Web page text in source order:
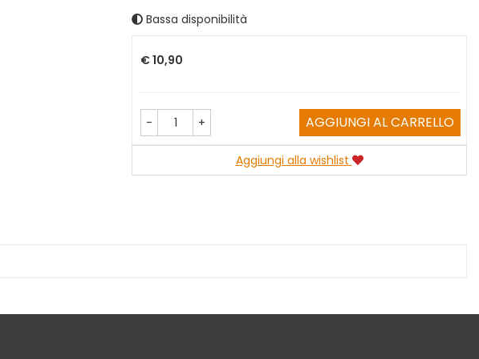
Bassa disponibilità
€ 10,90
- + AGGIUNGI AL CARRELLO
Aggiungi alla wishlist